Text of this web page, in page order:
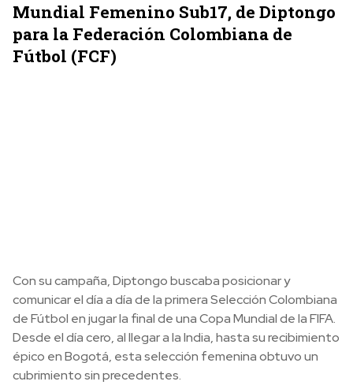
Mundial Femenino Sub17, de Diptongo
para la Federación Colombiana de
Fútbol (FCF)
Con su campaña, Diptongo buscaba posicionar y
comunicar el día a día de la primera Selección Colombiana
de Fútbol en jugar la final de una Copa Mundial de la FIFA.
Desde el día cero, al llegar a la India, hasta su recibimiento
épico en Bogotá, esta selección femenina obtuvo un
cubrimiento sin precedentes.